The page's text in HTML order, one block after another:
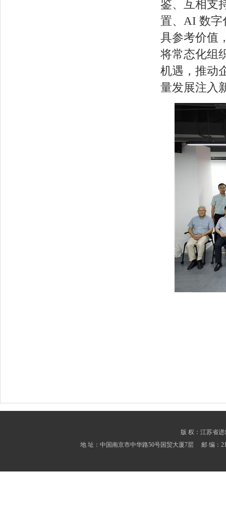
鉴、互相支
置、AI 数字
具参考价值
将常态化组
机遇，推动
量发展注入
版 权：江苏省
地 址：中国南京市中华路50号国贸大厦7层 邮 编：